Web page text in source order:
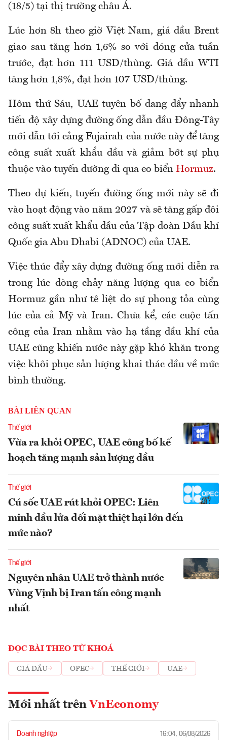
(18/5) tại thị trường châu Á.
Lúc hơn 8h theo giờ Việt Nam, giá dầu Brent
giao sau tăng hơn 1,6% so với đóng cửa tuần
trước, đạt hơn 111 USD/thùng. Giá dầu WTI
tăng hơn 1,8%, đạt hơn 107 USD/thùng.
Hôm thứ Sáu, UAE tuyên bố đang đẩy nhanh
tiến độ xây dựng đường ống dẫn đầu Đông-Tây
mới dẫn tớicảngFujairah của nước này để tăng
công suất xuất khẩu dầu và giảm bớt sự phụ
thuộc vào tuyến đường đi qua eo biển Hormuz.
Theo dự kiến, tuyến đường ống mới này sẽ đi
vào hoạt động vào năm 2027 và sẽ tăng gấp đôi
công suất xuất khẩu dầu của Tập đoàn Dầu khí
Quốc gia Abu Dhabi (ADNOC) của UAE.
Việc thúc đẩy xây dựng đường ống mới diễn ra
trong lúc dòng chảy năng lượng qua eo biển
Hormuz gần như tê liệt do sự phong tỏa cùng
lúc của cả Mỹ và Iran. Chưa kể, các cuộc tấn
công của Iran nhằm vào hạ tầng dầu khí của
UAE cũng khiến nước này gặp khó khăn trong
việc khôi phục sản lượng khai thác dầu về mức
bình thường.
BÀI LIÊN QUAN
Thế giới
Vừa ra khỏi OPEC, UAE công bố kế
hoạch tăng mạnh sản lượng dầu
Thế giới
Cú sốc UAE rút khỏi OPEC: Liên
minh dầu lửa đối mặt thiệt hại lớn đến
mức nào?
Thế giới
Nguyên nhân UAE trở thành nước
Vùng Vịnh bị Iran tấn công mạnh
nhất
ĐỌC BÀI THEO TỪ KHOÁ
GIÁ DẦU OPEC THẾ GIỚI UAE
Mới nhất trên VnEconomy
Doanh nghiệp 16:04, 06/08/2026